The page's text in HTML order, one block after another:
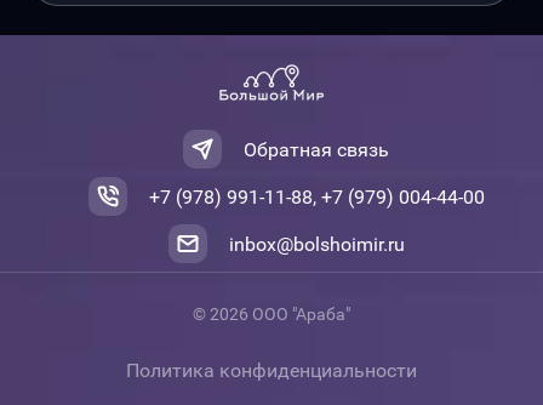
Обратная связь
+7 (978) 991-11-88, +7 (979) 004-44-00
inbox@bolshoimir.ru
© 2026 ООО "Араба"
Политика конфиденциальности